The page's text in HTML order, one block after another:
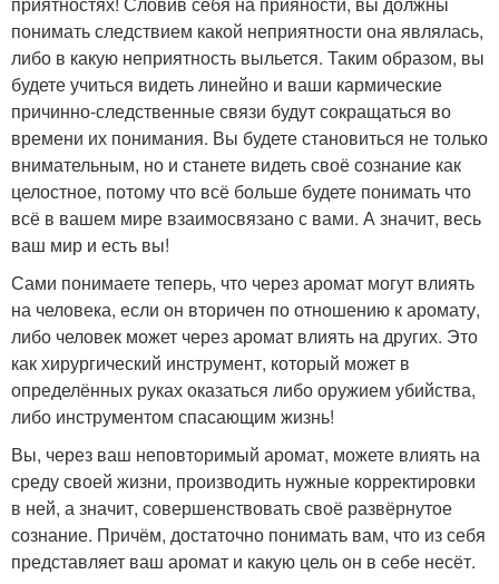
понимать следствием какой неприятности она являлась,
либо в какую неприятность выльется. Таким образом, вы
будете учиться видеть линейно и ваши кармические
причинно-следственные связи будут сокращаться во
времени их понимания. Вы будете становиться не только
внимательным, но и станете видеть своё сознание как
целостное, потому что всё больше будете понимать что
всё в вашем мире взаимосвязано с вами. А значит, весь
ваш мир и есть вы!
Сами понимаете теперь, что через аромат могут влиять
на человека, если он вторичен по отношению к аромату,
либо человек может через аромат влиять на других. Это
как хирургический инструмент, который может в
определённых руках оказаться либо оружием убийства,
либо инструментом спасающим жизнь!
Вы, через ваш неповторимый аромат, можете влиять на
среду своей жизни, производить нужные корректировки
в ней, а значит, совершенствовать своё развёрнутое
сознание. Причём, достаточно понимать вам, что из себя
представляет ваш аромат и какую цель он в себе несёт.